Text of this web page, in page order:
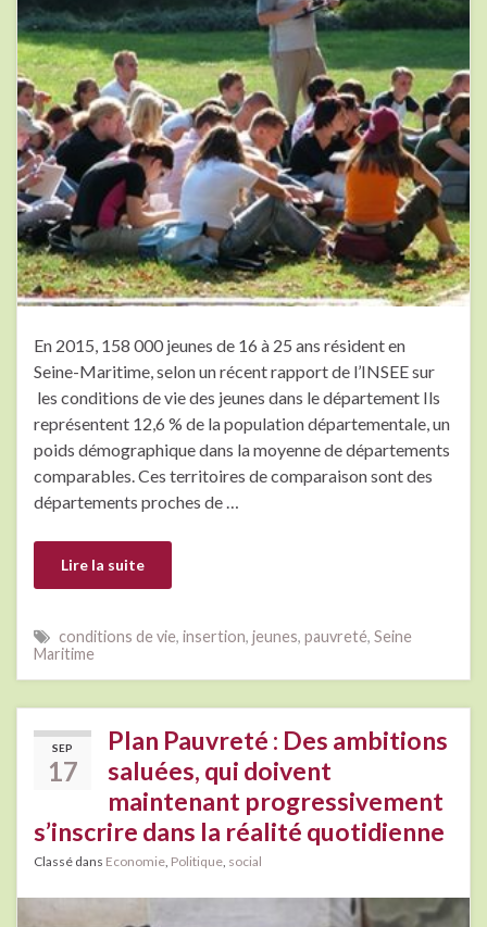
En 2015, 158 000 jeunes de 16 à 25 ans résident en
Seine-Maritime, selon un récent rapport de l’INSEE sur
les conditions de vie des jeunes dans le département Ils
représentent 12,6 % de la population départementale, un
poids démographique dans la moyenne de départements
comparables. Ces territoires de comparaison sont des
départements proches de …
Lire la suite
conditions de vie, insertion, jeunes, pauvreté, Seine
Maritime
SEP
17
Plan Pauvreté : Des ambitions
saluées, qui doivent
maintenant progressivement
s’inscrire dans la réalité quotidienne
Classé dans Economie, Politique, social